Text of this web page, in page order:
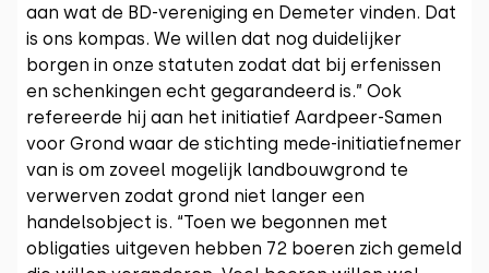
aan wat de BD-vereniging en Demeter vinden. Dat
is ons kompas. We willen dat nog duidelijker
borgen in onze statuten zodat dat bij erfenissen
en schenkingen echt gegarandeerd is.” Ook
refereerde hij aan het initiatief Aardpeer-Samen
voor Grond waar de stichting mede-initiatiefnemer
van is om zoveel mogelijk landbouwgrond te
verwerven zodat grond niet langer een
handelsobject is. “Toen we begonnen met
obligaties uitgeven hebben 72 boeren zich gemeld